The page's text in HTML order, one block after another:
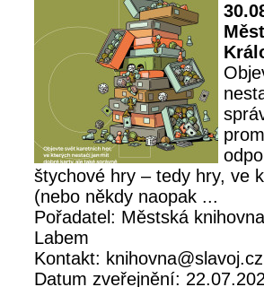
štychové hry – tedy hry, ve
(nebo někdy naopak ...
Pořadatel: Městská
Labem
Kontakt: knihovna@slavoj.cz
Datum zveřejnění: